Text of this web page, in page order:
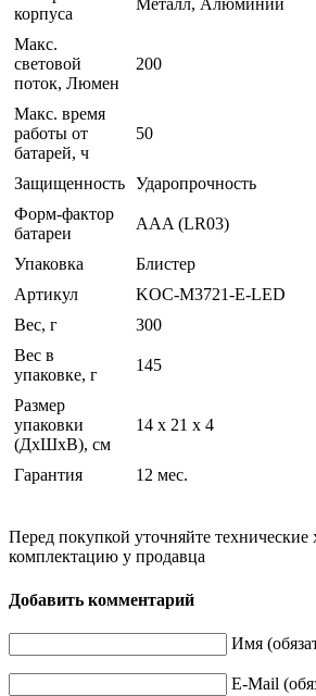
корпуса
Металл, Алюминий
Макс.
световой
поток, Люмен
200
Макс. время
работы от
батарей, ч
50
Защищенность Ударопрочность
Форм-фактор
батареи
AAA (LR03)
Упаковка
Блистер
Артикул
KOC-M3721-E-LED
Вес, г
300
Вес в
упаковке, г
145
Размер
упаковки
(ДхШхВ), см
14 x 21 x 4
Гарантия 12 мес.
Перед покупкой уточняйте технические
комплектацию у продавца
Добавить комментарий
Имя
E-Mail